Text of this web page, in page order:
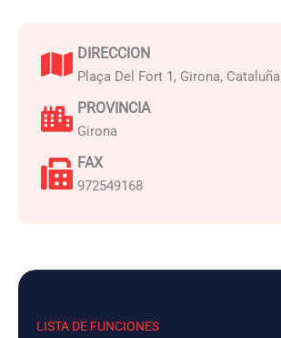
DIRECCION
Plaça Del Fort 1, Girona, Cataluña
PROVINCIA
Girona
FAX
972549168
LISTA DE FUNCIONES